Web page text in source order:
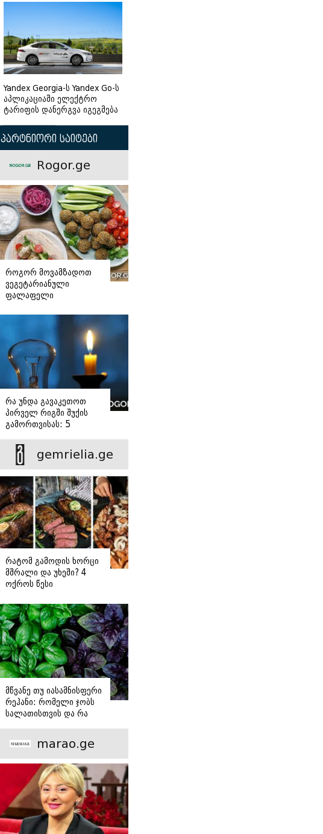
Yandex Georgia-ს Yandex Go-ს
აპლიკაციაში ელექტრო
ტარიფის დანერგვა იგეგმება
პარტნიორი საიტები
Rogor.ge
როგორ მოვამზადოთ
ვეგეტარიანული
ფალაფელი
რა უნდა გავაკეთოთ
პირველ რიგში შუქის
გამორთვისას: 5
gemrielia.ge
რატომ გამოდის ხორცი
მშრალი და უხეში? 4
ოქროს წესი
სტეიკისა და
მწვადისთვის
მწვანე თუ იასამნისფერი
რეჰანი: რომელი ჯობს
სალათისთვის და რა
marao.ge